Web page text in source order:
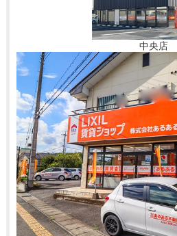
中央店